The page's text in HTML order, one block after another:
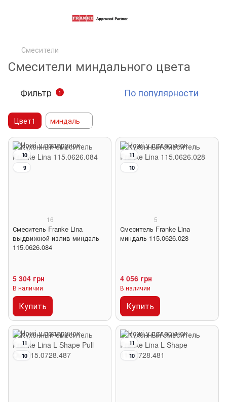
Смесители
Смесители миндального цвета
Фильтр 1 По популярности
Цвет1 миндаль
10
9
16
Смеситель Franke Lina
выдвижной излив миндаль
115.0626.084
5 304 грн
В наличии
Купить
11
10
5
Смеситель Franke Lina
миндаль 115.0626.028
4 056 грн
В наличии
Купить
11
10
11
10